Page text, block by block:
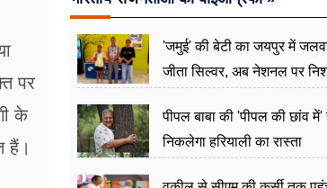
पर
के
हैं।
'जमुई' की बेटी का जयपुर में
जीता सिल्वर, अब नेशनल पर
पीपल बाबा की 'पीपल की छांव में'
निकलेगा हरियाली का रास्ता